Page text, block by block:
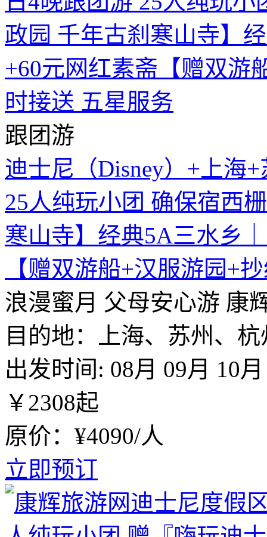
跟团游
迪士尼（Disney）+上海
25人纯玩小团 确保宿西
寒山寺】经典5A三水乡
【赠双游船+汉服游园+
浪漫蜜月 父母安心游 康
目的地：上海、苏州、
出发时间: 08月 09月 10月
￥2308起
原价：¥4090/人
立即预订